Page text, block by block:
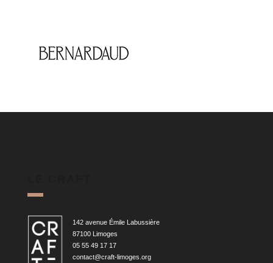
142 avenue Émile Labussière
87100 Limoges
05 55 49 17 17
contact@craft-limoges.org